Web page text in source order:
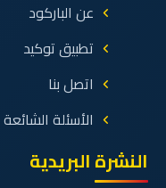
عن الباركود
تطبيق توكيد
اتصل بنا
الأسئلة الشائعة
النشرة البريدية